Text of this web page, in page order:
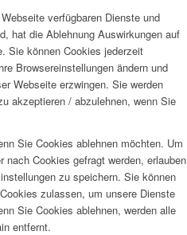
verfügbaren Dienste und
hat die Ablehnung Auswirkungen auf
Sie können Cookies jederzeit
Browsereinstellungen ändern und
Webseite erzwingen. Sie werden
akzeptieren / abzulehnen, wenn Sie
Sie Cookies ablehnen möchten. Um
Cookies gefragt werden, erlauben
zu speichern. Sie können
zulassen, um unsere Dienste
Sie Cookies ablehnen, werden alle
entfernt.